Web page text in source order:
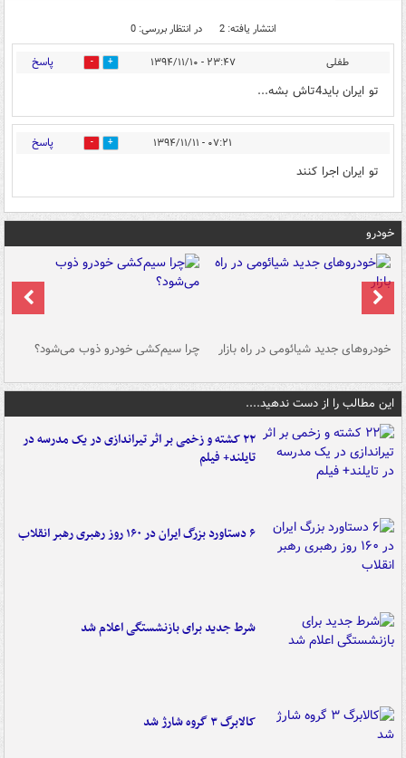
انتشار یافته: 2 در انتظار بررسی: 0
طفلی ۲۳:۴۷ - ۱۳۹۴/۱۱/۱۰ 0 پاسخ
تو ایران باید4تاش بشه...
۰۷:۲۱ - ۱۳۹۴/۱۱/۱۱ 0 پاسخ
تو ايران اجرا کنند
خودرو
خودروهای جدید شیائومی در راه بازار چرا سیم‌کشی خودرو ذوب می‌شود؟
این مطالب را از دست ندهید....
۲۲ کشته و زخمی بر اثر تیراندازی در یک مدرسه در
تایلند+ فیلم
۶ دستاورد بزرگ ایران در ۱۶۰ روز رهبری رهبر انقلاب
شرط جدید برای بازنشستگی اعلام شد
کالابرگ ۳ گروه شارژ شد